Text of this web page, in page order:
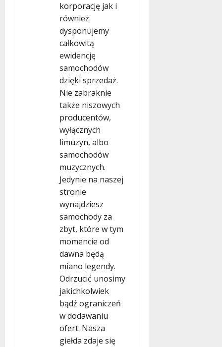
korporację jak i
również
dysponujemy
całkowitą
ewidencję
samochodów
dzięki sprzedaż.
Nie zabraknie
także niszowych
producentów,
wyłącznych
limuzyn, albo
samochodów
muzycznych.
Jedynie na naszej
stronie
wynajdziesz
samochody za
zbyt, które w tym
momencie od
dawna będą
miano legendy.
Odrzucić unosimy
jakichkolwiek
bądź ograniczeń
w dodawaniu
ofert. Nasza
giełda zdaje się